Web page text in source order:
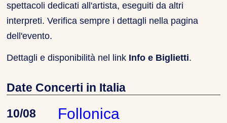
spettacoli dedicati all'artista, eseguiti da altri
interpreti. Verifica sempre i dettagli nella pagina
dell'evento.
Dettagli e disponibilità nel link Info e Biglietti.
Date Concerti in Italia
10/08
Follonica